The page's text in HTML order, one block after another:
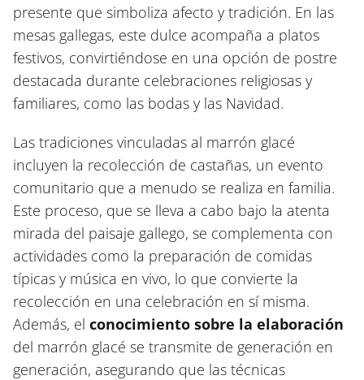
presente que simboliza afecto y tradición. En las
mesas gallegas, este dulce acompaña a platos
festivos, convirtiéndose en una opción de postre
destacada durante celebraciones religiosas y
familiares, como las bodas y las Navidad.
Las tradiciones vinculadas al marrón glacé
incluyen la recolección de castañas, un evento
comunitario que a menudo se realiza en familia.
Este proceso, que se lleva a cabo bajo la atenta
mirada del paisaje gallego, se complementa con
actividades como la preparación de comidas
típicas y música en vivo, lo que convierte la
recolección en una celebración en sí misma.
Además, el conocimiento sobre la elaboración
del marrón glacé se transmite de generación en
generación, asegurando que las técnicas